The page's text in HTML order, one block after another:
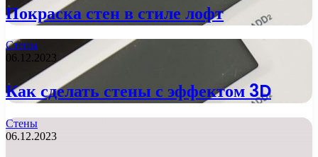
Покраска стен в стиле лофт
Стены
06.12.2023
Как сделать стены с эффектом 3D
Стены
06.12.2023